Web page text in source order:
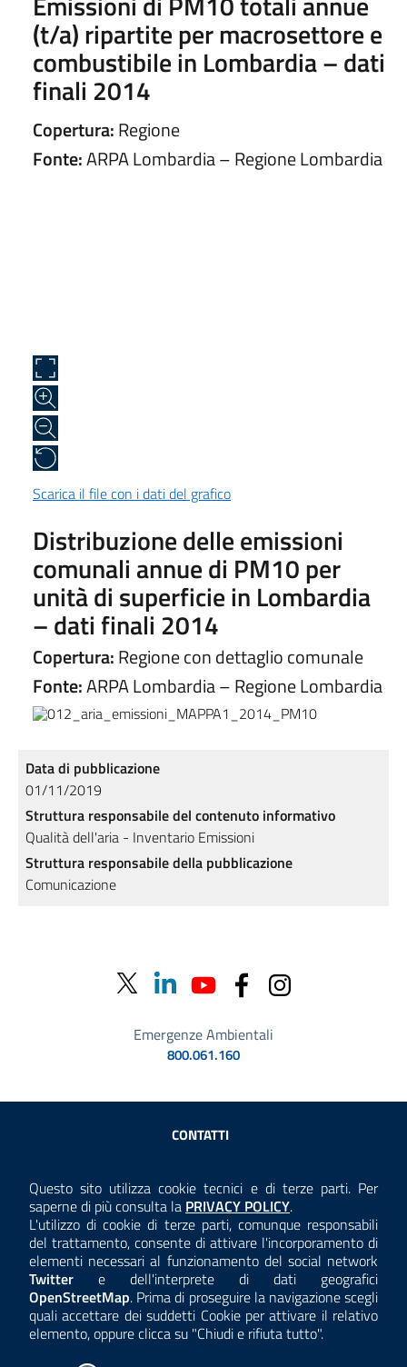
Questo sito utilizza cookie tecnici e di terze parti. Per
saperne di più consulta la Consulta la
PRIVACY POLICY.
L'utilizzo di cookie di terze parti, comunque responsabili
del trattamento, consente di attivare l'incorporamento di
elementi necessari al funzionamento del social network
Twitter e dell'interprete di dati geografici
OpenStreetMap. Prima di proseguire la navigazione scegli
quali accettare dei suddetti Cookie per attivare il relativo
elemento, oppure clicca su "Chiudi e rifiuta tutto".
(t/a) ripartite per macrosettore e
combustibile in Lombardia – dati
finali 2014
Copertura:Regione
Fonte:ARPA Lombardia – Regione Lombardia
Scarica il file con i dati del grafico
Distribuzione delle emissioni
comunali annue di PM10 per
unità di superficie in Lombardia
– dati finali 2014
Copertura:Regione con dettaglio comunale
Fonte:ARPA Lombardia – Regione Lombardia
Data di pubblicazione
01/11/2019
Struttura responsabile del contenuto informativo
Qualità dell'aria - Inventario Emissioni
Struttura responsabile della pubblicazione
Comunicazione
Emergenze Ambientali
800.061.160
Sezione Link Utili
CONTATTI
ANTICORRUZIONE
ACCESSIBILITÀ
COOKIE E PRIVACY
TEMI A-Z